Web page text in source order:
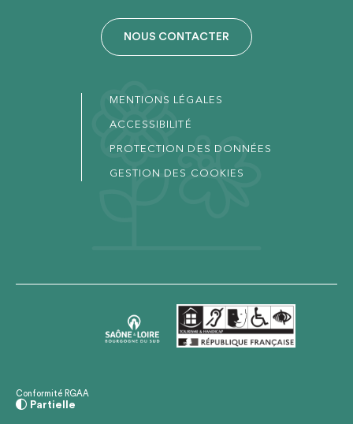
NOUS CONTACTER
MENTIONS LÉGALES
ACCESSIBILITÉ
PROTECTION DES DONNÉES
GESTION DES COOKIES
Conformité RGAA
Partielle